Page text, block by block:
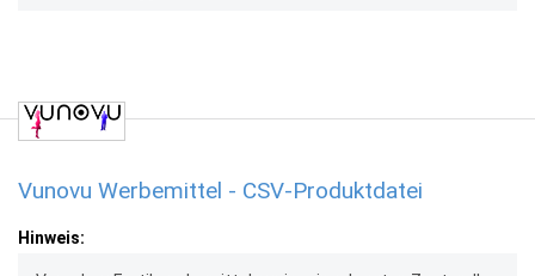
Vunovu Werbemittel - CSV-Produktdatei
Hinweis: